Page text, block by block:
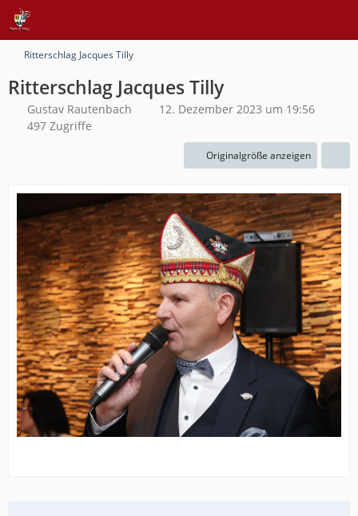
Ritterschlag Jacques Tilly
Ritterschlag Jacques Tilly
Gustav Rautenbach
12. Dezember 2023 um 19:56
497 Zugriffe
Originalgröße anzeigen